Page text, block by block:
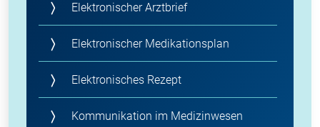
Elektronischer Arztbrief
Elektronischer Medikationsplan
Elektronisches Rezept
Kommunikation im Medizinwesen